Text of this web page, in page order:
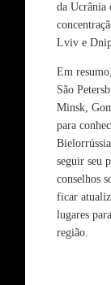
da Ucrânia
Lviv e
Em
São
Minsk,
para
seguir seu
conselhos
ficar
lugares
região.